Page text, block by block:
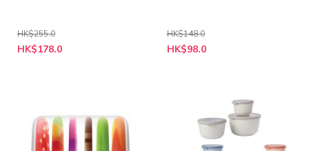
HK$255.0
特
殊
HK$178.0
HK$148.0
HK$98.0